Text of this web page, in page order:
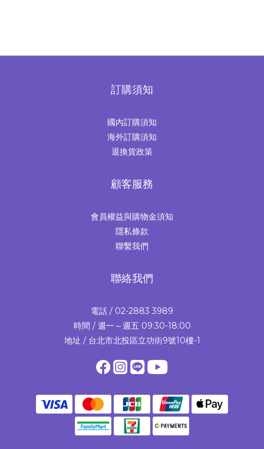
訂購須知
國內訂購須知
海外訂購須知
退換貨政策
顧客服務
會員權益與購物金須知
隱私條款
聯繫我們
聯絡我們
電話 / 02-2883 3989
時間 / 週一～週五 09:30-18:00
地址 / 台北市北投區立功街9號10樓-1